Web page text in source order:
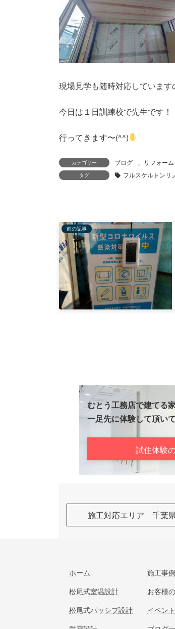
現場見学も随時対応しています
今日は１日訓練校で先生です！
行ってきます〜(^^)
カテゴリー ブログ リフォーム
タグ フルスケルトンリ
前の記事
むとう工務店で建てる
一足先に体験して頂い
試住体験
施工対応エリア 千葉県
ホーム
松尾式室温設計
松尾式パッシブ設計
施工事例
お客様
イベン